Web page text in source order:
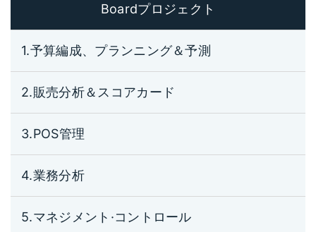
Boardプロジェクト
1.予算編成、プランニング＆予測
2.販売分析＆スコアカード
3.POS管理
4.業務分析
5.マネジメント·コントロール